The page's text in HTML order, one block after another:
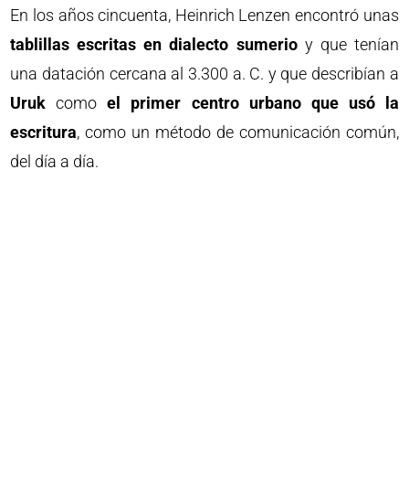
En los años cincuenta, Heinrich Lenzen encontró unas
tablillas escritas en dialecto sumerioy que tenían
una datación cercana al 3.300 a. C. y que describían a
Uruk comoel primer centro urbano que usó la
escritura, como un método de comunicación común,
del día a día.